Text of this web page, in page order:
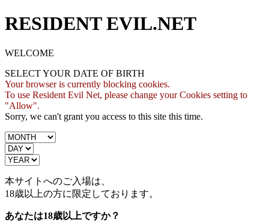
RESIDENT EVIL.NET
WELCOME
SELECT YOUR DATE OF BIRTH
Your browser is currently blocking cookies.
To use Resident Evil Net, please change your Cookies setting to
"Allow".
Sorry, we can't grant you access to this site this time.
本サイトへのご入場は、
18歳以上の方に限定しております。
あなたは18歳以上ですか？